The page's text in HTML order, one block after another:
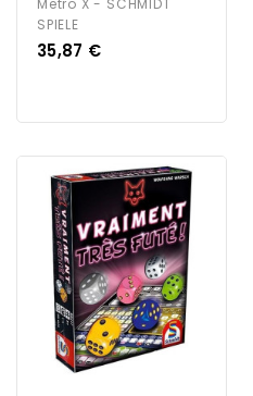
Metro X - SCHMIDT
SPIELE
Prix
35,87 €